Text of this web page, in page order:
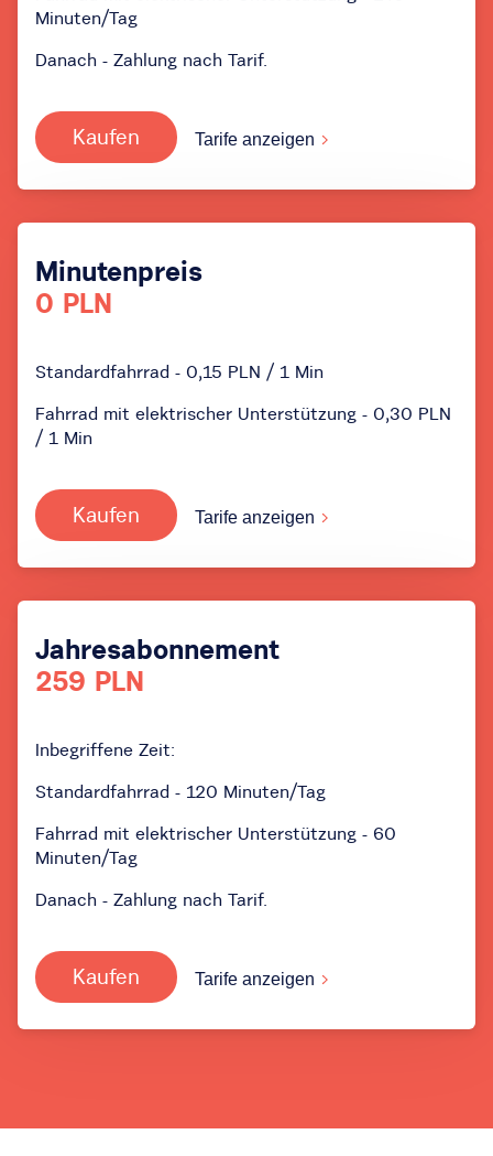
Minuten/Tag
Danach - Zahlung nach Tarif.
Kaufen Tarife anzeigen
Minutenpreis
0 PLN
Standardfahrrad - 0,15 PLN / 1 Min
Fahrrad mit elektrischer Unterstützung - 0,30 PLN
/ 1 Min
Kaufen Tarife anzeigen
Jahresabonnement
259 PLN
Inbegriffene Zeit:
Standardfahrrad - 120 Minuten/Tag
Fahrrad mit elektrischer Unterstützung - 60
Minuten/Tag
Danach - Zahlung nach Tarif.
Kaufen Tarife anzeigen